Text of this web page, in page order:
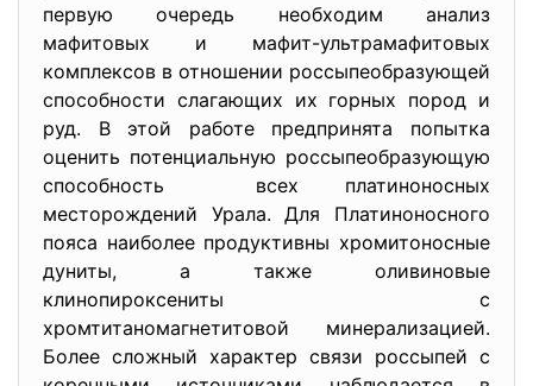
первую очередь необходим анализ
мафитовых и мафит-ультрамафитовых
комплексов в отношении россыпеобразующей
способности слагающих их горных пород и
руд. В этой работе предпринята попытка
оценить потенциальную россыпеобразующую
способность всех платиноносных
месторождений Урала. Для Платиноносного
пояса наиболее продуктивны хромитоносные
дуниты, а также оливиновые
клинопироксениты с
хромтитаномагнетитовой минерализацией.
Более сложный характер связи россыпей с